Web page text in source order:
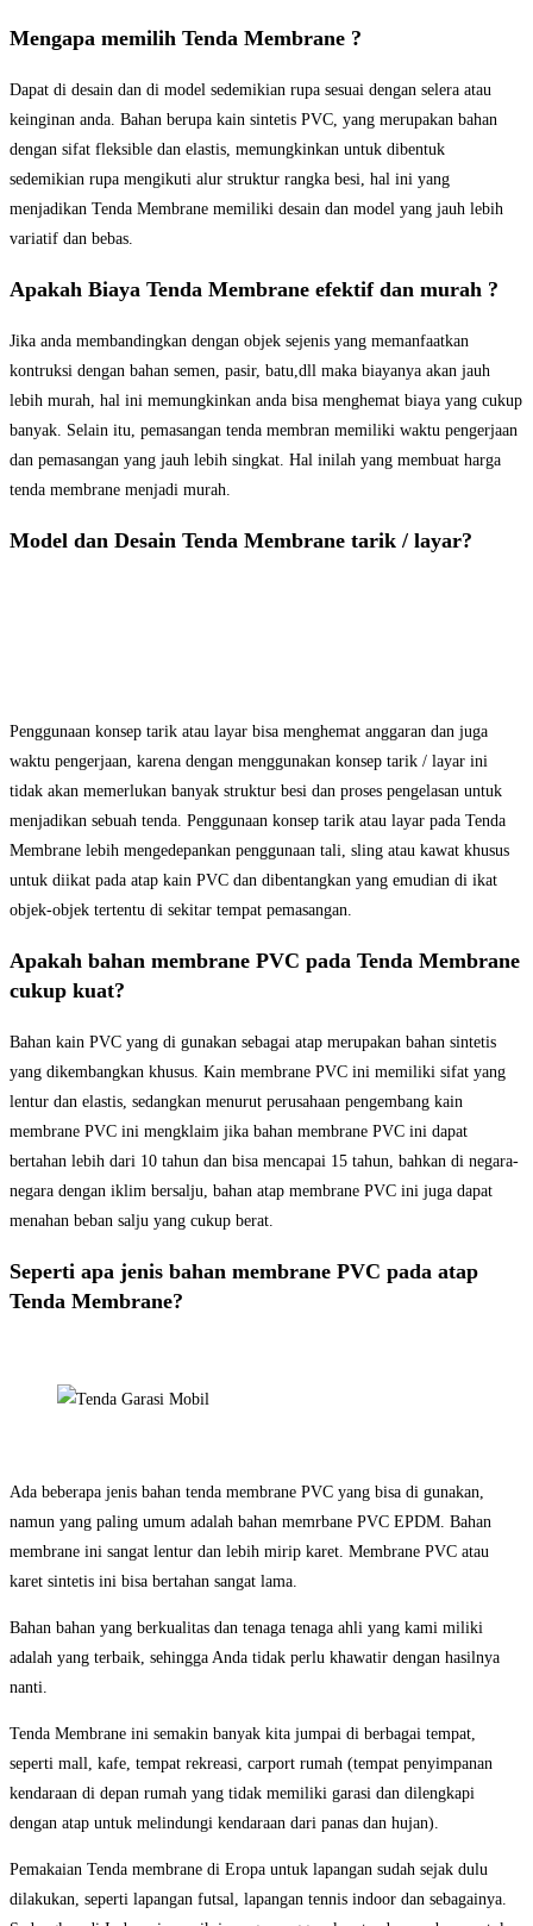
Mengapa memilih Tenda Membrane ?
Dapat di desain dan di model sedemikian rupa sesuai dengan selera atau
keinginan anda. Bahan berupa kain sintetis PVC, yang merupakan bahan
dengan sifat fleksible dan elastis, memungkinkan untuk dibentuk
sedemikian rupa mengikuti alur struktur rangka besi, hal ini yang
menjadikan Tenda Membrane memiliki desain dan model yang jauh lebih
variatif dan bebas.
Apakah Biaya Tenda Membrane efektif dan murah ?
Jika anda membandingkan dengan objek sejenis yang memanfaatkan
kontruksi dengan bahan semen, pasir, batu,dll maka biayanya akan jauh
lebih murah, hal ini memungkinkan anda bisa menghemat biaya yang cukup
banyak. Selain itu, pemasangan tenda membran memiliki waktu pengerjaan
dan pemasangan yang jauh lebih singkat. Hal inilah yang membuat harga
tenda membrane menjadi murah.
Model dan Desain Tenda Membrane tarik / layar?
Penggunaan konsep tarik atau layar bisa menghemat anggaran dan juga
waktu pengerjaan, karena dengan menggunakan konsep tarik / layar ini
tidak akan memerlukan banyak struktur besi dan proses pengelasan untuk
menjadikan sebuah tenda. Penggunaan konsep tarik atau layar pada Tenda
Membrane lebih mengedepankan penggunaan tali, sling atau kawat khusus
untuk diikat pada atap kain PVC dan dibentangkan yang emudian di ikat
objek-objek tertentu di sekitar tempat pemasangan.
Apakah bahan membrane PVC pada Tenda Membrane
cukup kuat?
Bahan kain PVC yang di gunakan sebagai atap merupakan bahan sintetis
yang dikembangkan khusus. Kain membrane PVC ini memiliki sifat yang
lentur dan elastis, sedangkan menurut perusahaan pengembang kain
membrane PVC ini mengklaim jika bahan membrane PVC ini dapat
bertahan lebih dari 10 tahun dan bisa mencapai 15 tahun, bahkan di negara-
negara dengan iklim bersalju, bahan atap membrane PVC ini juga dapat
menahan beban salju yang cukup berat.
Seperti apa jenis bahan membrane PVC pada atap
Tenda Membrane?
Ada beberapa jenis bahan tenda membrane PVC yang bisa di gunakan,
namun yang paling umum adalah bahan memrbane PVC EPDM. Bahan
membrane ini sangat lentur dan lebih mirip karet. Membrane PVC atau
karet sintetis ini bisa bertahan sangat lama.
Bahan bahan yang berkualitas dan tenaga tenaga ahli yang kami miliki
adalah yang terbaik, sehingga Anda tidak perlu khawatir dengan hasilnya
nanti.
Tenda Membrane ini semakin banyak kita jumpai di berbagai tempat,
seperti mall, kafe, tempat rekreasi, carport rumah (tempat penyimpanan
kendaraan di depan rumah yang tidak memiliki garasi dan dilengkapi
dengan atap untuk melindungi kendaraan dari panas dan hujan).
Pemakaian Tenda membrane di Eropa untuk lapangan sudah sejak dulu
dilakukan, seperti lapangan futsal, lapangan tennis indoor dan sebagainya.